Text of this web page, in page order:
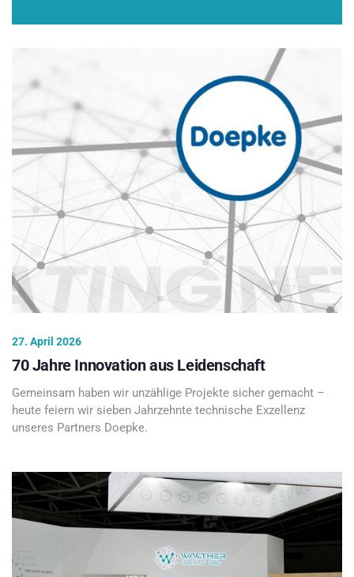
27. April 2026
70 Jahre Innovation aus Leidenschaft
Gemeinsam haben wir unzählige Projekte sicher gemacht –
heute feiern wir sieben Jahrzehnte technische Exzellenz
unseres Partners Doepke.